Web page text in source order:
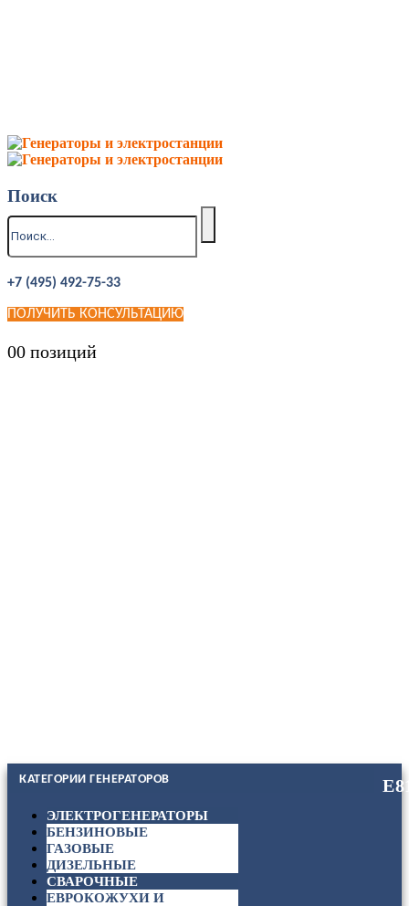
Поиск
+7 (495) 492-75-33
ПОЛУЧИТЬ КОНСУЛЬТАЦИЮ
00 позиций
КАТЕГОРИИ ГЕНЕРАТОРОВ
ЭЛЕКТРОГЕНЕРАТОРЫ
БЕНЗИНОВЫЕ
ГАЗОВЫЕ
ДИЗЕЛЬНЫЕ
СВАРОЧНЫЕ
ЕВРОКОЖУХИ И